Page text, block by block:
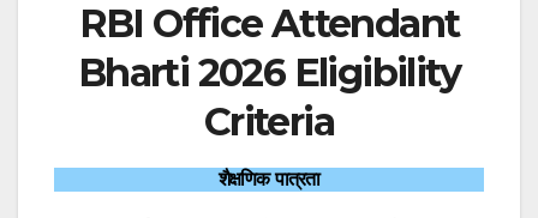
RBI Office Attendant
Bharti 2026 Eligibility
Criteria
शैक्षणिक पात्रता